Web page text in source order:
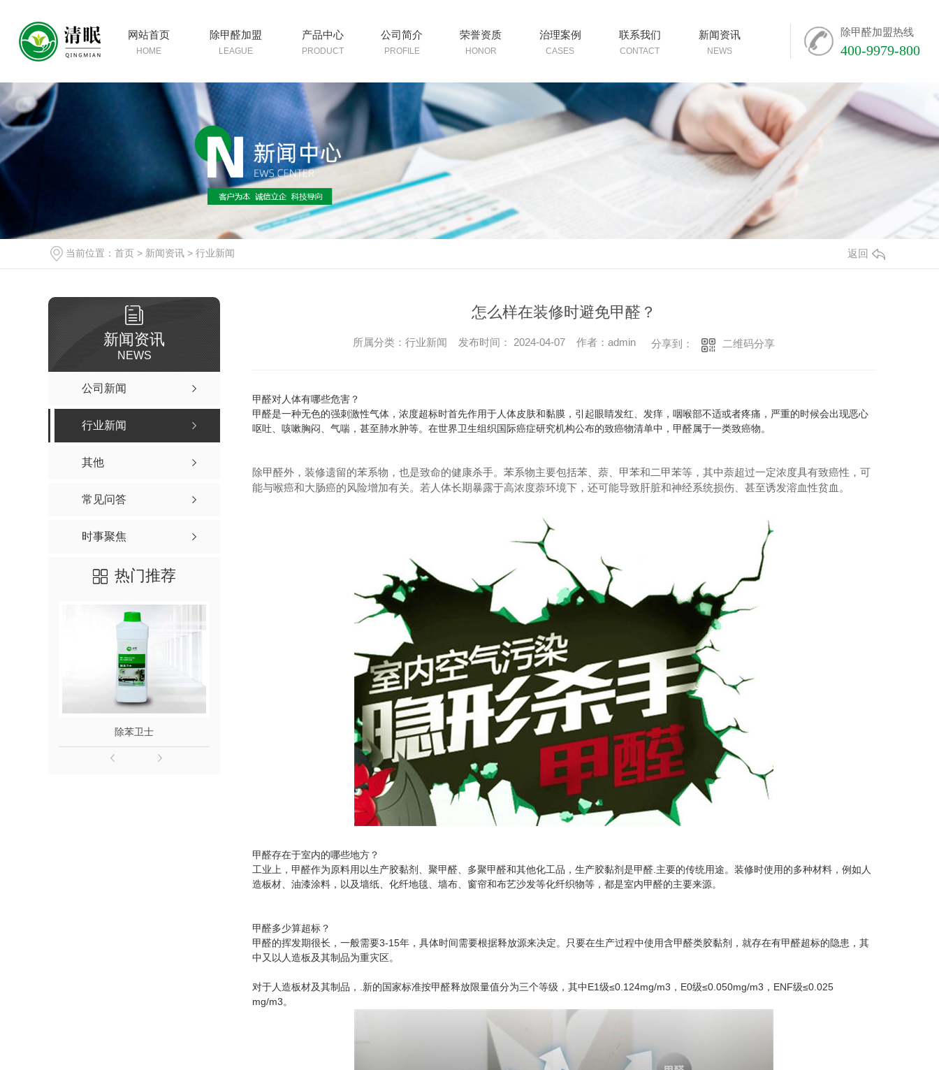
除甲醛加盟热线
400-9979-800
网站首页
HOME
除甲醛加盟
LEAGUE
产品中心
PRODUCT
公司简介
PROFILE
荣誉资质
HONOR
治理案例
CASES
联系我们
CONTACT
新闻资讯
NEWS
当前位置： 首页 > 新闻资讯 > 行业新闻 返回
新闻资讯
NEWS
公司新闻
行业新闻
其他
常见问答
时事聚焦
热门推荐
除苯卫士 高温熏蒸液 纳米光触媒
怎么样在装修时避免甲醛？
所属分类：行业新闻 发布时间： 2024-04-07 作者：admin 分享到： 二维码分享
甲醛对人体有哪些危害？
甲醛是一种无色的强刺激性气体，浓度超标时首先作用于人体皮肤和黏膜，引起眼睛发红、发痒，咽喉部不适或者疼痛，严重的时候会出现恶心
呕吐、咳嗽胸闷、气喘，甚至肺水肿等。在 卫生组织 癌症研究机构公布的致癌物清单中，甲醛属于一类致癌物。
除甲醛外，装修遗留的苯系物，也是致命的健康杀手。苯系物主要包括苯、萘、甲苯和二甲苯等，其中萘超过一定浓度具有致癌性，可
能与喉癌和大肠癌的风险增加有关。若人体长期暴露于高浓度萘环境下，还可能导致肝脏和神经系统损伤、甚至诱发溶血性贫血。
甲醛存在于室内的哪些地方？
工业上，甲醛作为原料用以生产胶黏剂、聚甲醛、多聚甲醛和其他化工品，生产胶黏剂是甲醛.主要的传统用途。装修时使用的多种材料，例如人
造板材、油漆涂料，以及墙纸、化纤地毯、墙布、窗帘和布艺沙发等化纤织物等，都是室内甲醛的主要来源。
甲醛多少算超标？
甲醛的挥发期很长，一般需要3-15年，具体时间需要根据释放源来决定。只要在生产过程中使用含甲醛类胶黏剂，就存在有甲醛超标的隐患，其
中又以人造板及其制品为重灾区。
对于人造板材及其制品，.新的国家标准按甲醛释放限量值分为三个等级，其中E1级≤0.124mg/m3，E0级≤0.050mg/m3，ENF级≤0.025
mg/m3。